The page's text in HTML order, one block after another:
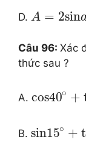
D. A = 2sin
Câu 96: Xác
thức sau ?
A. cos40∘ +
B. sin15∘ +